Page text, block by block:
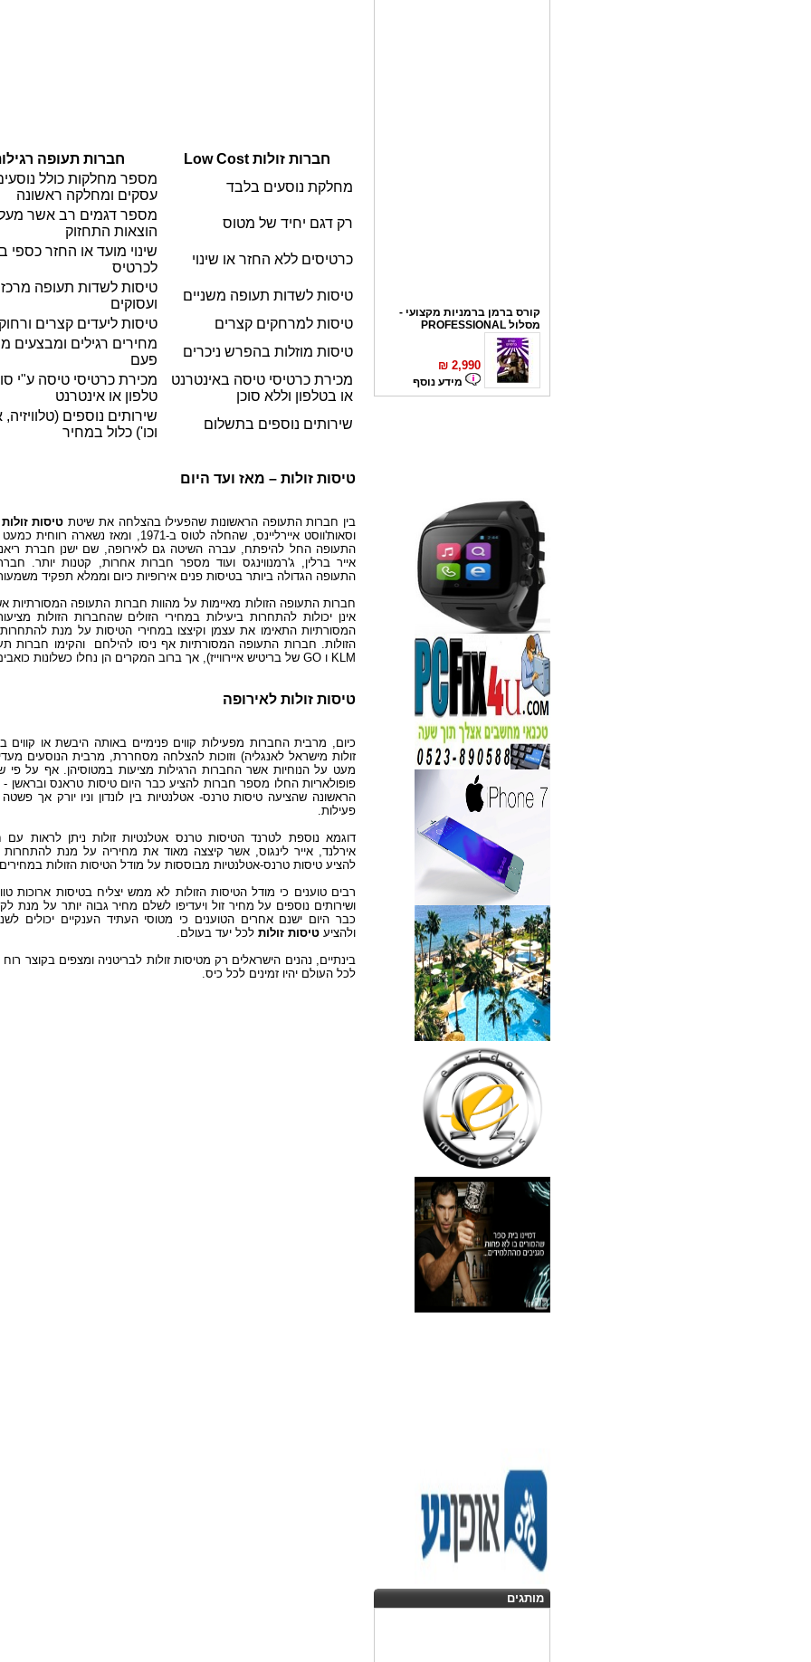
מסלול PROFESSIONAL
2,990
מידע נוסף
סדנאות אלכוהול - ערב גיבוש
לחברות
150
₪
מידע נוסף
נגן DVD קורא DIVX עם USB
מבית PIONEER
החל מ- 349 ₪
מידע נוסף
מברשות איפור מיקצועי למאפרים
349
₪
מידע נוסף
מעגל ריסים חשמלי
40
מידע נוסף
מצלמות אינפרא
499
₪
מידע נוסף
18 מברשות למאפרים + נרתיק
ג'מס אדום מעור
720
₪
מידע נוסף
פינצטה לד מאירה
30
₪
מידע נוסף
איסי מיאקי לגבר L'eau D'issey
Pour Homme125ML by I
285
₪
מידע נוסף
מותגים
חברות זולות Low Cost
חברות תעופה
מחלקת נוסעים בלבד
מספר מחלקות כולל
עסקים ומחלקה ראשונה
רק דגם יחיד של מטוס
מספר דגמים רב אשר
הוצאות התחזוק
כרטיסים ללא החזר או שינוי
שינוי מועד או החזר
לכרטיס
טיסות לשדות תעופה משניים
טיסות לשדות תעופה
ועסוקים
טיסות למרחקים קצרים
טיסות ליעדים קצרים
טיסות מוזלות בהפרש ניכרים
מחירים רגילים ומבצעים
פעם
מכירת כרטיסי טיסה באינטרנט
או בטלפון וללא סוכן
מכירת כרטיסי טיסה ע"י
טלפון או אינטרנט
שירותים נוספים בתשלום
שירותים נוספים
וכו') כלול במחיר
טיסות זולות – מאז ועד היום
בין חברות התעופה הראשונות שהפעילו בהצלחה את שיטת טיסות זולות
וסאות'ווסט איירליינס, שהחלה לטוס ב-1971,
התעופה החל להיפתח, עברה השיטה גם לאירופה, שם ישנן חברת
אייר ברלין, ג'רמנווינגס ועוד מספר חברות אחרות, קטנות יותר.
התעופה הגדולה ביותר בטיסות פנים אירופיות כיום וממלא תפקיד
חברות התעופה הזולות מאיימות על מהוות חברות התעופה המסורתיות
אינן יכולות להתחרות ביעילות במחירי הזולים שהחברות הזולות
המסורתיות התאימו את עצמן וקיצצו במחירי הטיסות על מנת
KLM ו GO של בריטיש איירווייז), אך ברוב המקרים הן נחלו כשלונות כואבים.
טיסות זולות לאירופה
כיום, מרבית החברות מפעילות קווים פנימיים באותה היבשת או קווים
זולות מישראל לאנגליה) וזוכות להצלחה מסחררת, מרבית הנוסעים
מעט על הנוחיות אשר החברות הרגילות מציעות במטוסיהן. אף על פי
פופולאריות החלו מספר חברות להציע כבר היום טיסות טראנס ובראשן -
הראשונה שהציעה טיסות טרנס- אטלנטיות בין לונדון וניו יורק אך
פעילות.
דוגמא נוספת לטרנד הטיסות טרנס אטלנטיות זולות ניתן לראות
אירלנד, אייר לינגוס, אשר קיצצה מאוד את מחיריה על מנת להתחרות
להציע טיסות טרנס-אטלנטיות מבוססות על מודל הטיסות הזולות
רבים טוענים כי מודל הטיסות הזולות לא ממש יצליח בטיסות ארוכות
ושירותים נוספים על מחיר זול ויעדיפו לשלם מחיר גבוה יותר על מנת
כבר היום ישנם אחרים הטוענים כי מטוסי העתיד הענקיים יכולים
ולהציע טיסות זולות לכל יעד בעולם.
בינתיים, נהנים הישראלים רק מטיסות זולות לבריטניה ומצפים בקוצר
לכל העולם יהיו זמינים לכל כיס.